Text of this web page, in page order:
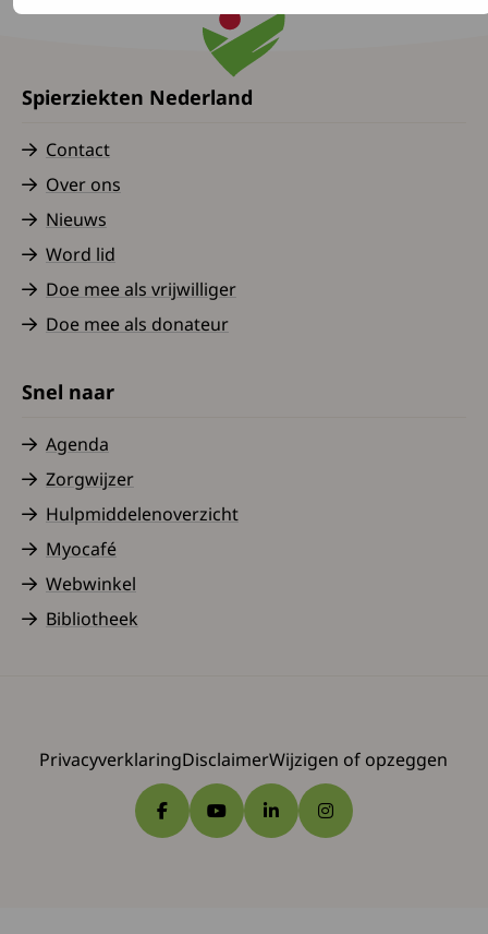
Spierziekten Nederland
Contact
Over ons
Nieuws
Word lid
Doe mee als vrijwilliger
Doe mee als donateur
Snel naar
Agenda
Zorgwijzer
Hulpmiddelenoverzicht
Myocafé
Webwinkel
Bibliotheek
PrivacyverklaringDisclaimerWijzigen of opzeggen
Ga naar Facebook
Ga naar YouTube
Ga naar LinkedIn
Ga naar Instagram